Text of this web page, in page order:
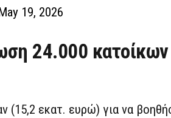
19, 2026
24.000 κατοίκων
(15,2 εκατ. ευρώ) για να